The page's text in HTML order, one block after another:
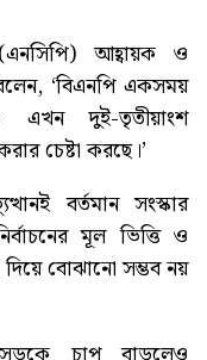
আহ্বায়ক ও
‘বিএনপি একসময়
এখন দুই-তৃতীয়াংশ
চেষ্টা করছে।’
বর্তমান সংস্কার
মূল ভিত্তি ও
দিয়ে বোঝানো সম্ভব নয়